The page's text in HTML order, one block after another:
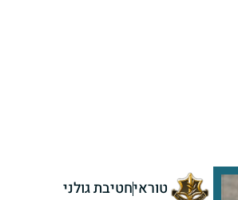
טוראיחטיבת גולני